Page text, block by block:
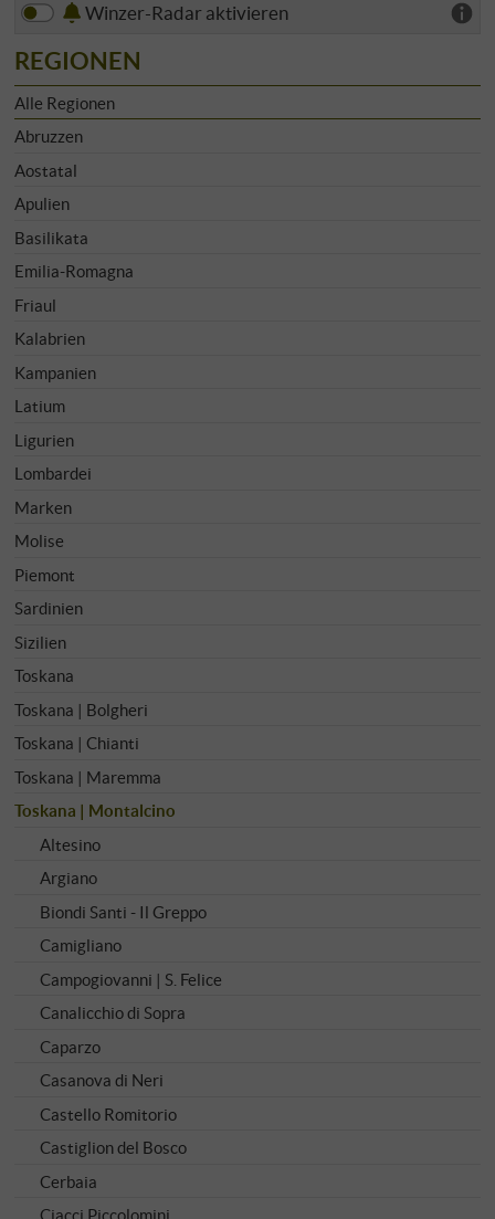
Winzer-Radar aktivieren
REGIONEN
Alle Regionen
Abruzzen
Aostatal
Apulien
Basilikata
Emilia-Romagna
Friaul
Kalabrien
Kampanien
Latium
Ligurien
Lombardei
Marken
Molise
Piemont
Sardinien
Sizilien
Toskana
Toskana | Bolgheri
Toskana | Chianti
Toskana | Maremma
Toskana | Montalcino
Altesino
Argiano
Biondi Santi - Il Greppo
Camigliano
Campogiovanni | S. Felice
Canalicchio di Sopra
Caparzo
Casanova di Neri
Castello Romitorio
Castiglion del Bosco
Cerbaia
Ciacci Piccolomini